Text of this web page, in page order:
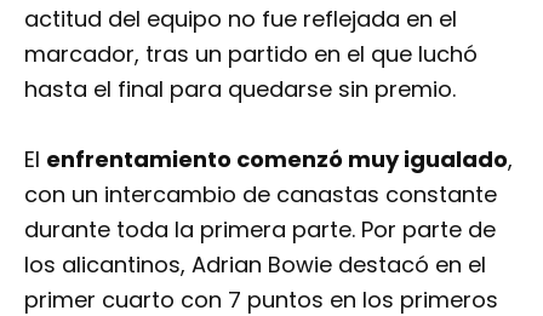
actitud del equipo no fue reflejada en el
marcador, tras un partido en el que luchó
hasta el final para quedarse sin premio.
El enfrentamiento comenzó muy igualado,
con un intercambio de canastas constante
durante toda la primera parte. Por parte de
los alicantinos, Adrian Bowie destacó en el
primer cuarto con 7 puntos en los primeros